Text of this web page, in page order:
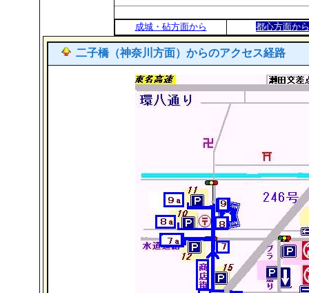
成城・砧方面から 都心方面から
二子橋（神奈川方面）からのアクセス経路